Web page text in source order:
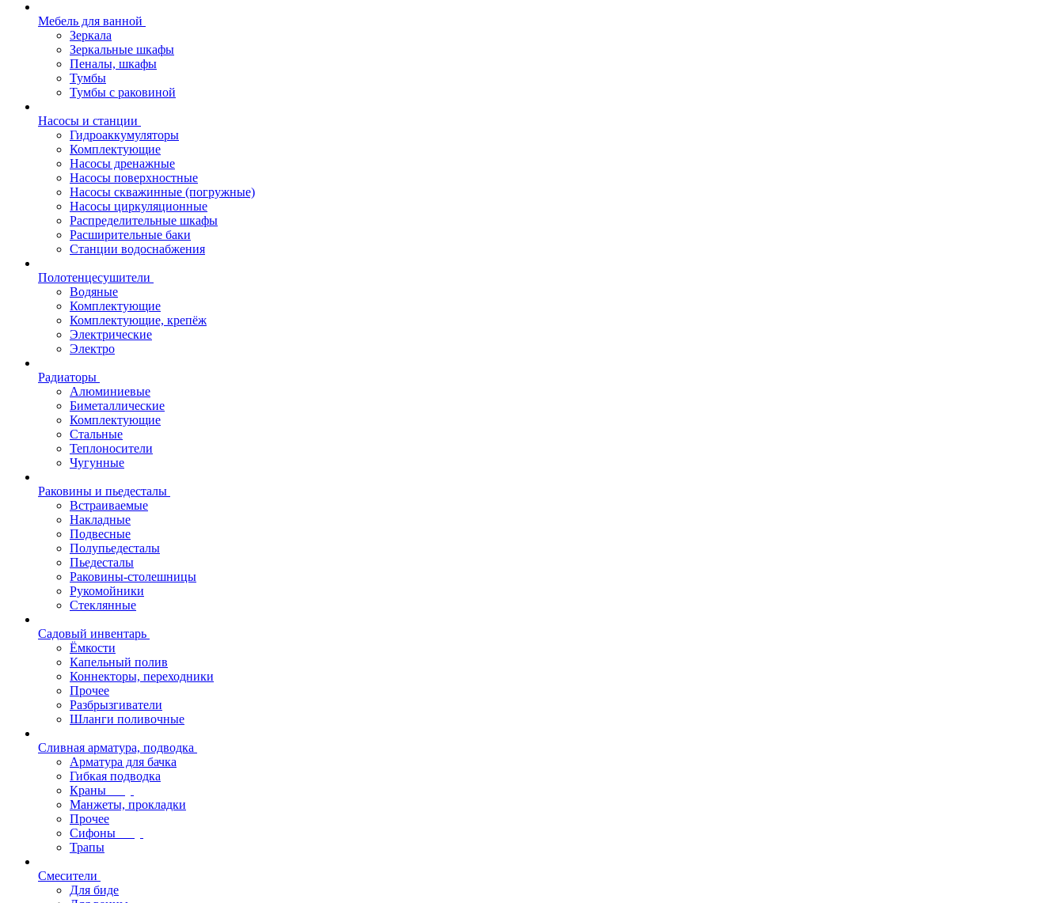
Мебель для ванной
Зеркала
Зеркальные шкафы
Пеналы, шкафы
Тумбы
Тумбы с раковиной
Насосы и станции
Гидроаккумуляторы
Комплектующие
Насосы дренажные
Насосы поверхностные
Насосы скважинные (погружные)
Насосы циркуляционные
Распределительные шкафы
Расширительные баки
Станции водоснабжения
Полотенцесушители
Водяные
Комплектующие
Комплектующие, крепёж
Электрические
Электро
Радиаторы
Алюминиевые
Биметаллические
Комплектующие
Стальные
Теплоносители
Чугунные
Раковины и пьедесталы
Встраиваемые
Накладные
Подвесные
Полупьедесталы
Пьедесталы
Раковины-столешницы
Рукомойники
Стеклянные
Садовый инвентарь
Ёмкости
Капельный полив
Коннекторы, переходники
Прочее
Разбрызгиватели
Шланги поливочные
Сливная арматура, подводка
Арматура для бачка
Гибкая подводка
Краны
Манжеты, прокладки
Прочее
Сифоны
Трапы
Смесители
Для биде